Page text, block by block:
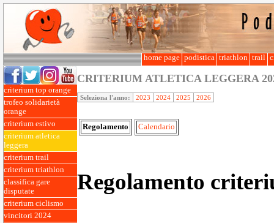
home page podistica triathlon trail
criterium top orange
trofeo solidarietà
orange
criterium estivo
criterium atletica
leggera
criterium trail
criterium triathlon
classifica gare
disputate
criterium ciclismo
vincitori 2024
CRITERIUM ATLETICA LEGGERA
Seleziona l'anno: 2023 2024 2025 2026
Regolamento Calendario
Regolamento